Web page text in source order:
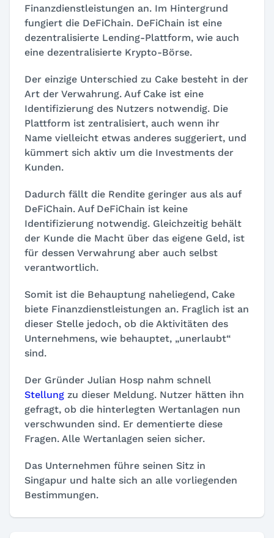
Finanzdienstleistungen an. Im Hintergrund
fungiert die DeFiChain. DeFiChain ist eine
dezentralisierte Lending-Plattform, wie auch
eine dezentralisierte Krypto-Börse.
Der einzige Unterschied zu Cake besteht in der
Art der Verwahrung. Auf Cake ist eine
Identifizierung des Nutzers notwendig. Die
Plattform ist zentralisiert, auch wenn ihr
Name vielleicht etwas anderes suggeriert, und
kümmert sich aktiv um die Investments der
Kunden.
Dadurch fällt die Rendite geringer aus als auf
DeFiChain. Auf DeFiChain ist keine
Identifizierung notwendig. Gleichzeitig behält
der Kunde die Macht über das eigene Geld, ist
für dessen Verwahrung aber auch selbst
verantwortlich.
Somit ist die Behauptung naheliegend, Cake
biete Finanzdienstleistungen an. Fraglich ist an
dieser Stelle jedoch, ob die Aktivitäten des
Unternehmens, wie behauptet, „unerlaubt“
sind.
Der Gründer Julian Hosp nahm schnell
Stellung zu dieser Meldung. Nutzer hätten ihn
gefragt, ob die hinterlegten Wertanlagen nun
verschwunden sind. Er dementierte diese
Fragen. Alle Wertanlagen seien sicher.
Das Unternehmen führe seinen Sitz in
Singapur und halte sich an alle vorliegenden
Bestimmungen.